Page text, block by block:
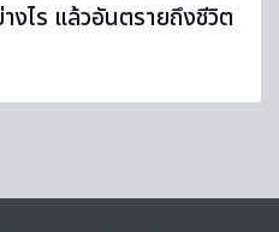
งไร แล้วอันตรายถึงชีวิต